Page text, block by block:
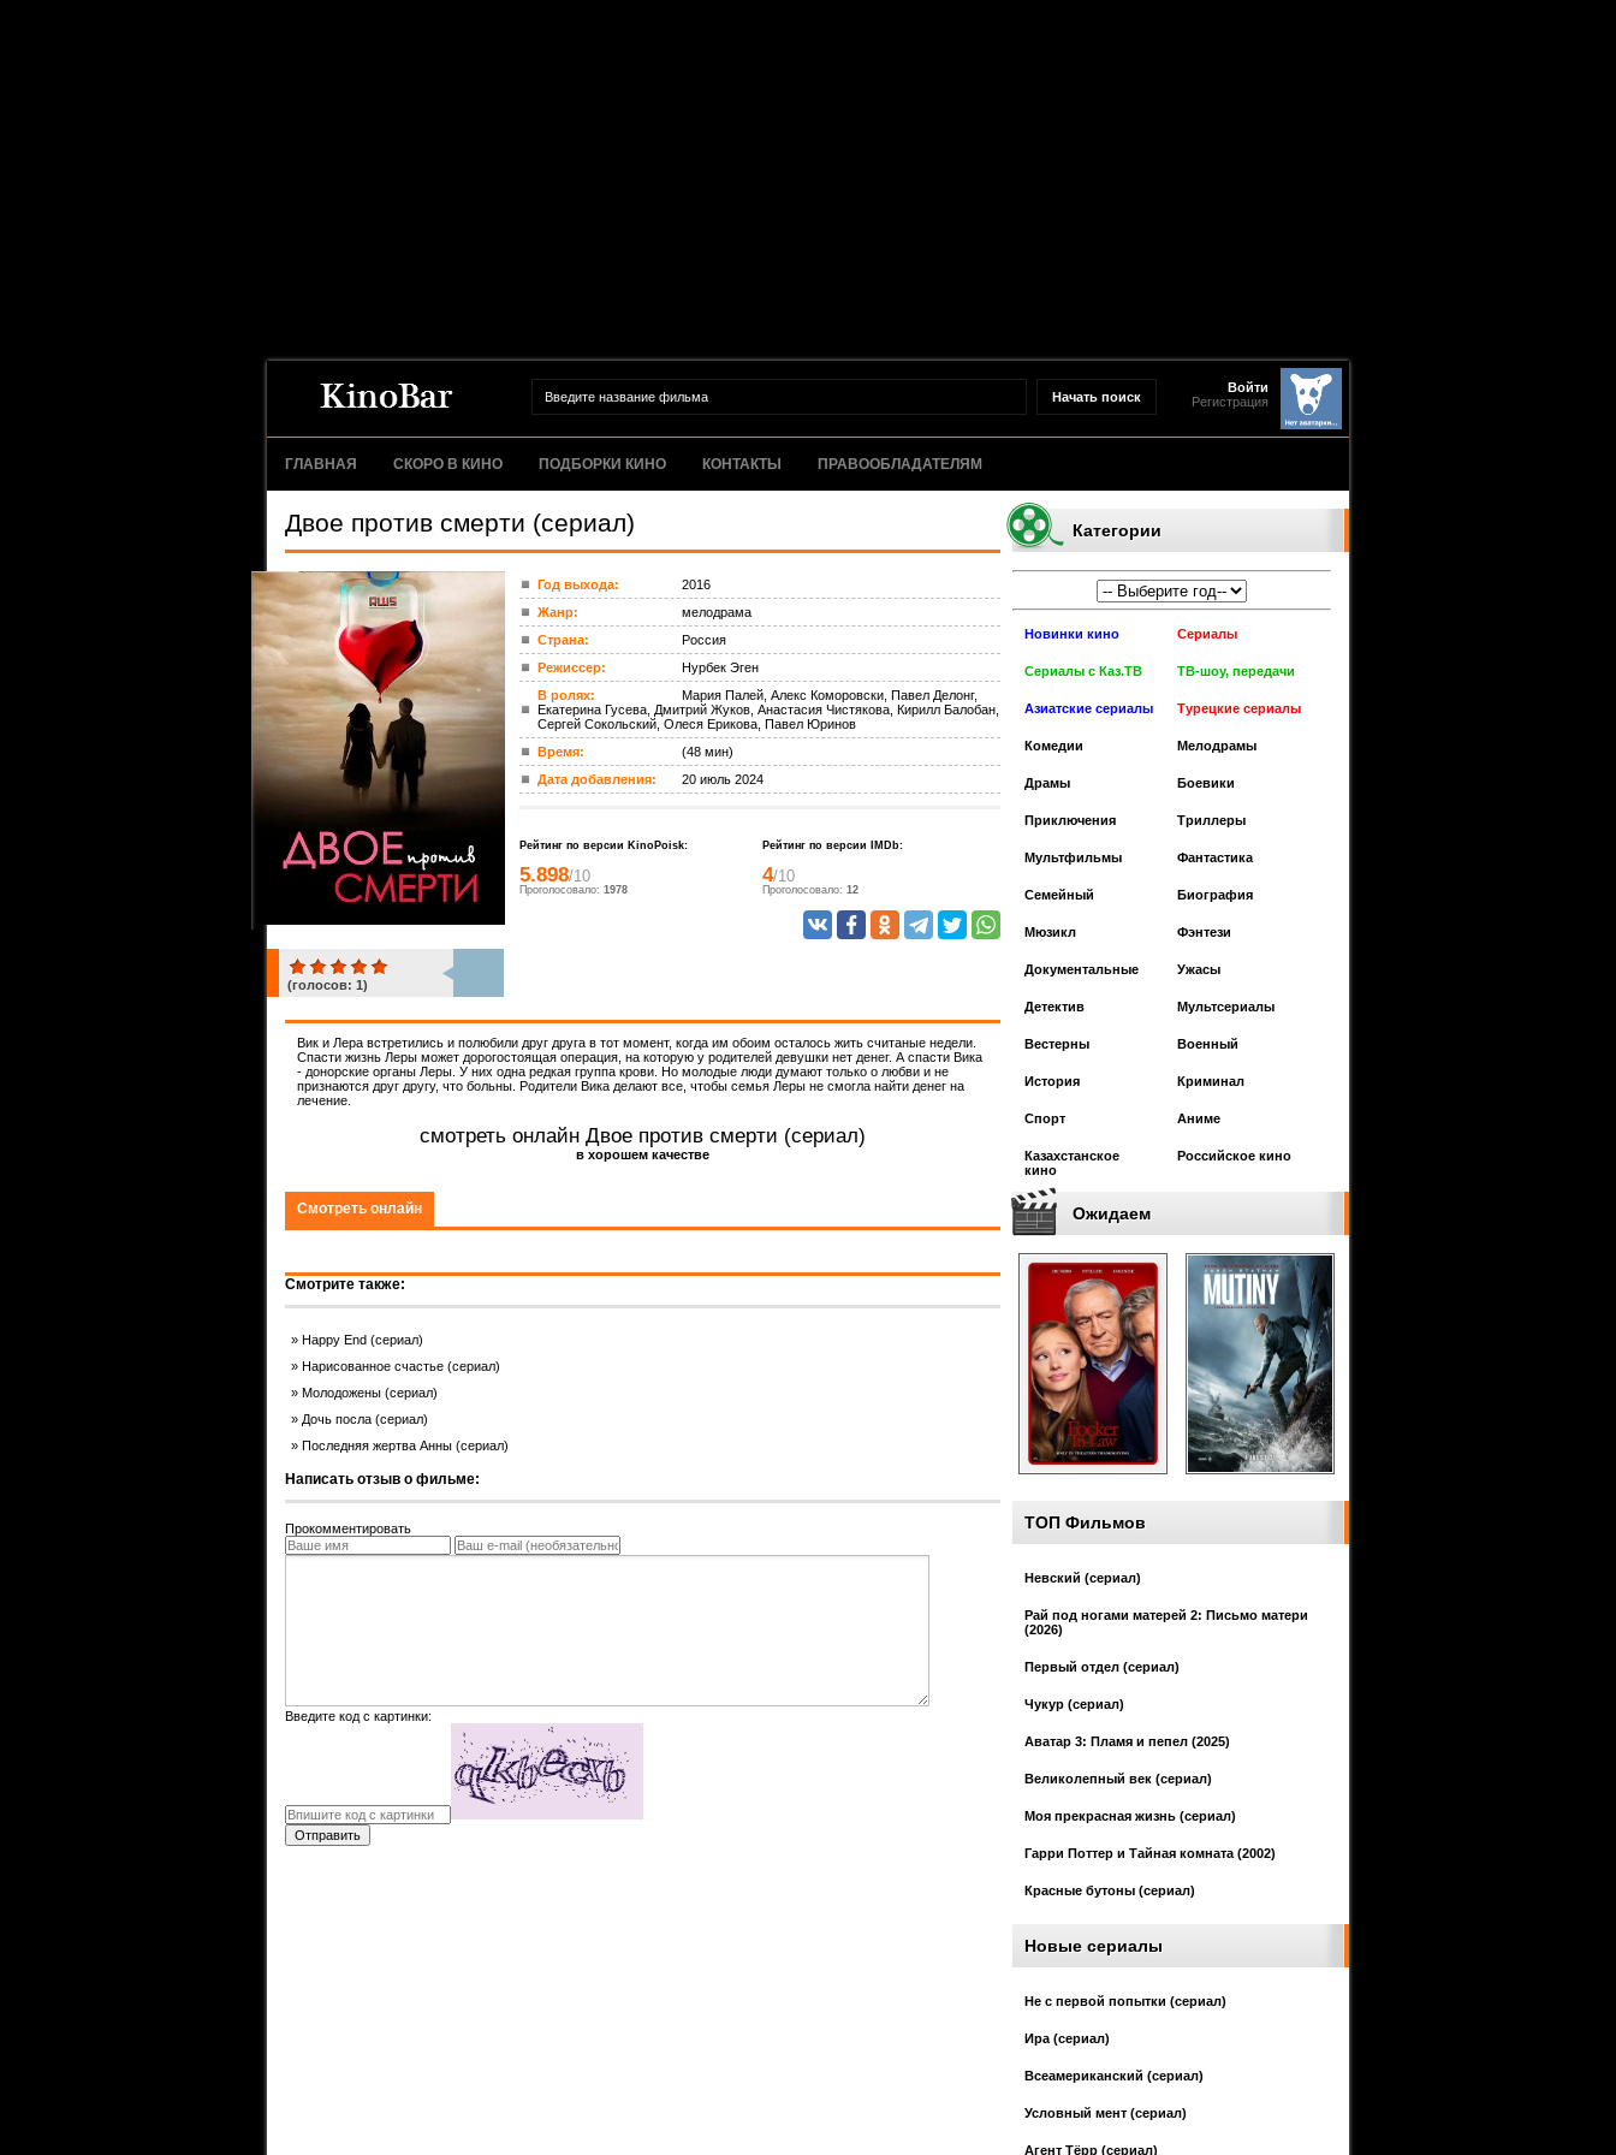
Войти
Регистрация
ГЛАВНАЯ СКОРО В КИНО ПОДБОРКИ КИНО КОНТАКТЫ ПРАВООБЛАДАТЕЛЯМ
Двое против смерти (сериал)
ком.
(голосов: 1 )
Год выхода:
2016
Жанр:
мелодрама
Страна:
Россия
Режиссер:
Нурбек Эген
В ролях:
Мария Палей, Алекс Коморовски, Павел Делонг,
Екатерина Гусева, Дмитрий Жуков, Анастасия Чистякова, Кирилл Балобан,
Сергей Сокольский, Олеся Ерикова, Павел Юринов
Время:
(48 мин)
Дата добавления:
20 июль 2024
Рейтинг по версии KinoPoisk:
5.898/10
Проголосовало: 1978
Рейтинг по версии IMDb:
4/10
Проголосовало: 12
Вик и Лера встретились и полюбили друг друга в тот момент, когда им обоим осталось жить считаные недели.
Спасти жизнь Леры может дорогостоящая операция, на которую у родителей девушки нет денег. А спасти Вика
- донорские органы Леры. У них одна редкая группа крови. Но молодые люди думают только о любви и не
признаются друг другу, что больны. Родители Вика делают все, чтобы семья Леры не смогла найти денег на
лечение.
смотреть онлайн Двое против смерти (сериал)
в хорошем качестве
Смотреть онлайн
Смотрите также:
Happy End (сериал)
Нарисованное счастье (сериал)
Молодожены (сериал)
Дочь посла (сериал)
Последняя жертва Анны (сериал)
Написать отзыв о фильме:
Прокомментировать
Введите код с картинки:
Отправить
Категории
Новинки кино Сериалы
Сериалы с Каз.ТВ ТВ-шоу, передачи
Азиатские сериалы Турецкие сериалы
Комедии Мелодрамы
Драмы Боевики
Приключения Триллеры
Мультфильмы Фантастика
Cемейный Биография
Мюзикл Фэнтези
Документальные Ужасы
Детектив Мультсериалы
Вестерны Военный
История Криминал
Спорт Аниме
Казахстанское
кино
Российское кино
Ожидаем
ТОП Фильмов
Невский (сериал)
Рай под ногами матерей 2: Письмо матери
(2026)
Первый отдел (сериал)
Чукур (сериал)
Аватар 3: Пламя и пепел (2025)
Великолепный век (сериал)
Моя прекрасная жизнь (сериал)
Гарри Поттер и Тайная комната (2002)
Красные бутоны (сериал)
Новые сериалы
Не с первой попытки (сериал)
Ира (сериал)
Всеамериканский (сериал)
Условный мент (сериал)
Агент Тёрр (сериал)